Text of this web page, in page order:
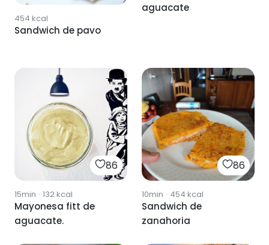
454 kcal
Sandwich de pavo
aguacate
86
15min · 132kcal
Mayonesa fitt de
aguacate.
86
10min · 454 kcal
Sandwich de
zanahoria